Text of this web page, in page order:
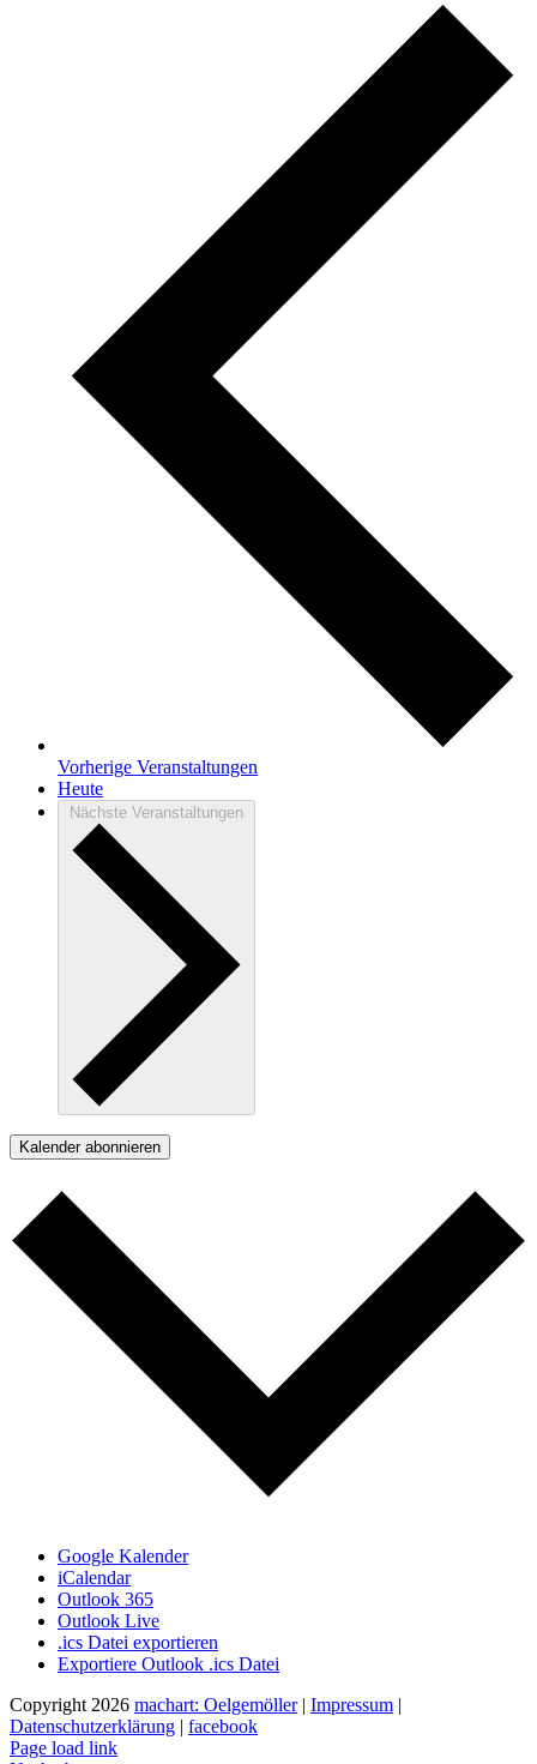
Vorherige Veranstaltungen
Heute
Nächste Veranstaltungen
Kalender abonnieren
Google Kalender
iCalendar
Outlook 365
Outlook Live
.ics Datei exportieren
Exportiere Outlook .ics Datei
Copyright 2026 machart: Oelgemöller| Impressum |
Datenschutzerklärung | facebook
Page load link